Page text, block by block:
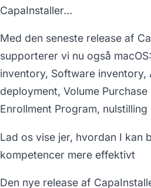
CapaInstaller…
Med den seneste release af
supporterer vi nu også
inventory, Software inventory,
deployment, Volume
Enrollment Program,
Lad os vise jer, hvordan I kan
kompetencer mere effektivt
Den nye release af